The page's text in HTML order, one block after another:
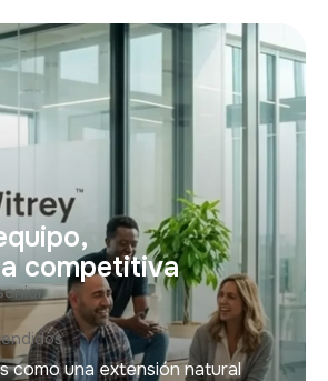
competitiva
como una extensión natural